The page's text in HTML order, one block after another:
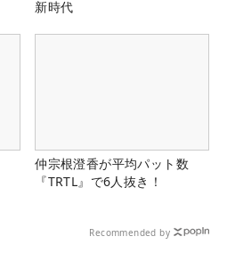
新時代
仲宗根澄香が平均パット数
『TRTL』で6人抜き！
Recommended by